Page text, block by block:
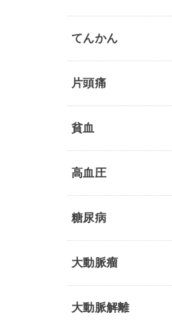
てんかん
片頭痛
貧血
高血圧
糖尿病
大動脈瘤
大動脈解離